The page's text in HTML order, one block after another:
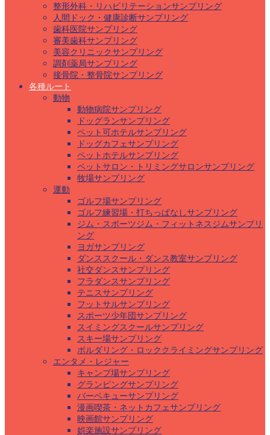
整形外科・リハビリテーションサンプリング
人間ドック・健康診断サンプリング
歯科医院サンプリング
審美歯科サンプリング
美容クリニックサンプリング
調剤薬局サンプリング
接骨院・整骨院サンプリング
各種ルート
動物
動物病院サンプリング
ドッグランサンプリング
ペット可ホテルサンプリング
ドッグカフェサンプリング
ペットホテルサンプリング
ペットサロン・トリミングサロンサンプリング
牧場サンプリング
運動
ゴルフ場サンプリング
ゴルフ練習場・打ちっぱなしサンプリング
ジム・スポーツジム・フィットネスジムサンプリ
ング
ヨガサンプリング
ダンススクール・ダンス教室サンプリング
社交ダンスサンプリング
フラダンスサンプリング
テニスサンプリング
フットサルサンプリング
スポーツ少年団サンプリング
スイミングスクールサンプリング
スキー場サンプリング
ボルダリング・ロッククライミングサンプリング
エンタメ・レジャー
キャンプ場サンプリング
グランピングサンプリング
バーベキューサンプリング
漫画喫茶・ネットカフェサンプリング
映画館サンプリング
娯楽施設サンプリング